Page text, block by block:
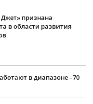
признана
в области развития
в диапазоне –70